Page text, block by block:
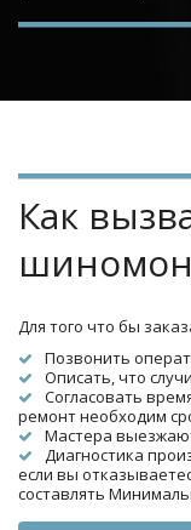
Как
Для того что бы
Позвонить
Описать, что
Согласовать
ремонт необходим
Мастера
Диагностика
если вы
составлять